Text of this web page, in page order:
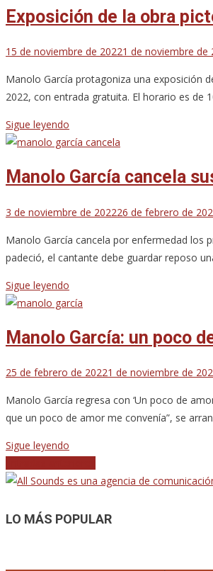
Exposición de la obra
15 de noviembre de 20221 de noviembre de
Manolo García protagoniza una exposición
2022, con entrada gratuita. El horario es de
Sigue leyendo
Manolo García cancela
3 de noviembre de 202226 de febrero de
Manolo García cancela por enfermedad los
padeció, el cantante debe guardar reposo
Sigue leyendo
Manolo García: un poco
25 de febrero de 20221 de noviembre de
Manolo García regresa con ‘Un poco de
que un poco de amor me convenía”, se
Sigue leyendo
Navegación
de
entradas
LO MÁS POPULAR